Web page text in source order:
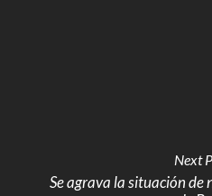
Next
Se agrava la situación de